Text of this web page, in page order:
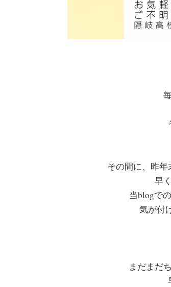
その間に、昨
早
当blogで
気が付
まだまだ